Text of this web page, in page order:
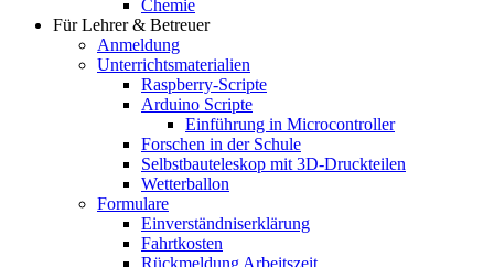
Chemie
Für Lehrer & Betreuer
Anmeldung
Unterrichtsmaterialien
Raspberry-Scripte
Arduino Scripte
Einführung in Microcontroller
Forschen in der Schule
Selbstbauteleskop mit 3D-Druckteilen
Wetterballon
Formulare
Einverständniserklärung
Fahrtkosten
Rückmeldung Arbeitszeit